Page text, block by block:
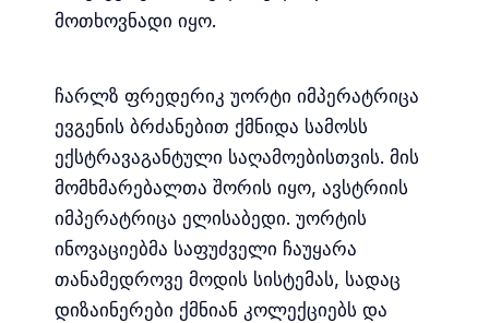
მოთხოვნადი იყო.
ჩარლზ ფრედერიკ უორტი იმპერატრიცა
ევგენის ბრძანებით ქმნიდა სამოსს
ექსტრავაგანტული საღამოებისთვის. მის
მომხმარებალთა შორის იყო, ავსტრიის
იმპერატრიცა ­ელისაბედი. უორტის
ინოვაციებმა საფუძველი ჩაუყარა
თანამედროვე მოდის სისტემას, სადაც
დიზაინერები ქმნიან კოლექციებს და